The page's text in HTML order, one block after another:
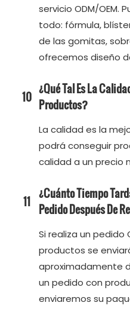
servicio ODM/OEM.
todo: fórmula,
de las gomitas,
ofrecemos diseño
10 ¿Qué Tal Es La
Productos?
La calidad es la
podrá conseguir
calidad a un precio
11 ¿Cuánto Tiempo
Pedido Después De
Si realiza un pedido
productos se
aproximadamente
un pedido con
enviaremos su